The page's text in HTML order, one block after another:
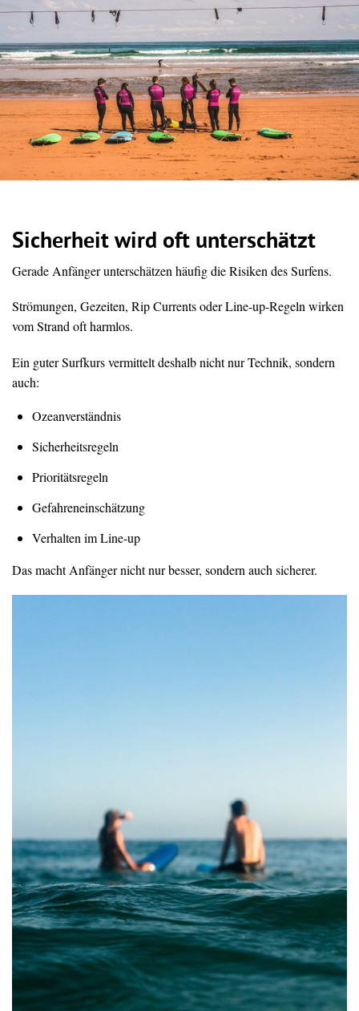
Sicherheit wird oft unterschätzt
Gerade Anfänger unterschätzen häufig die Risiken des Surfens.
Strömungen, Gezeiten, Rip Currents oder Line-up-Regeln wirken
vom Strand oft harmlos.
Ein guter Surfkurs vermittelt deshalb nicht nur Technik, sondern
auch:
Ozeanverständnis
Sicherheitsregeln
Prioritätsregeln
Gefahreneinschätzung
Verhalten im Line-up
Das macht Anfänger nicht nur besser, sondern auch sicherer.